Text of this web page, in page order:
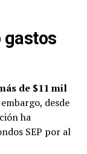
gastos
de $11 mil
desde
ha
SEP por al